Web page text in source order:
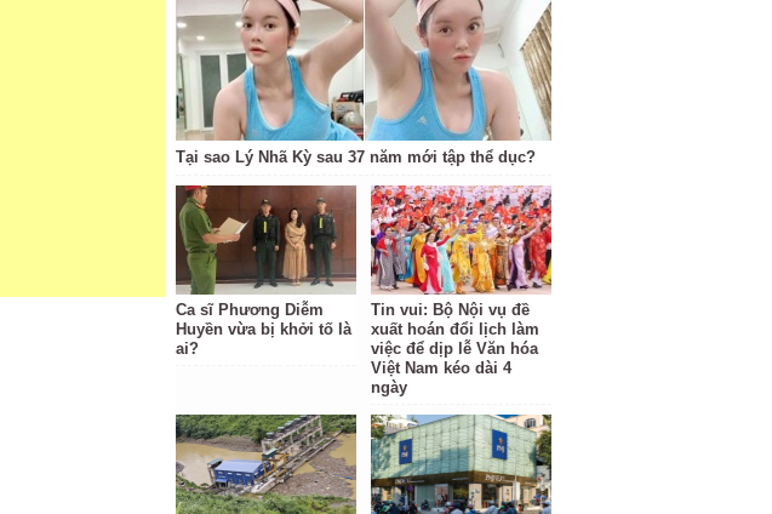
Tại sao Lý Nhã Kỳ sau 37 năm mới tập thể dục?
Ca sĩ Phương Diễm
Huyền vừa bị khởi tố là
ai?
Tin vui: Bộ Nội vụ đề
xuất hoán đổi lịch làm
việc để dịp lễ Văn hóa
Việt Nam kéo dài 4
ngày